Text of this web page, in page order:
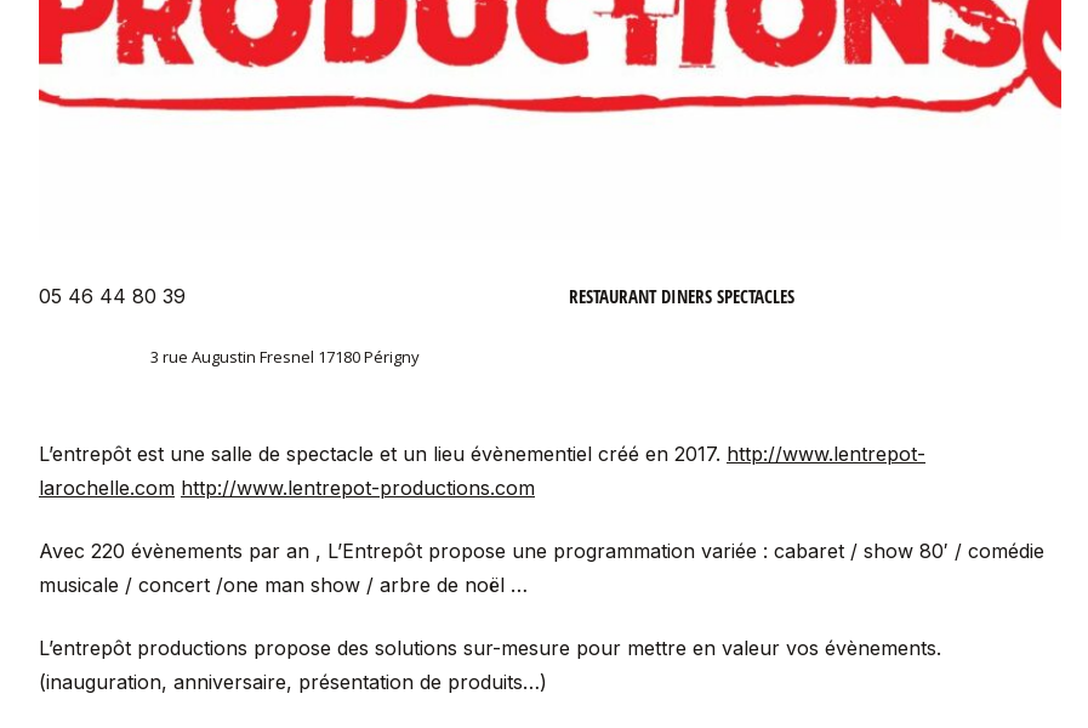
05 46 44 80 39 RESTAURANT DINERS SPECTACLES
3 rue Augustin Fresnel 17180 Périgny
L’entrepôt est une salle de spectacle et un lieu évènementiel créé en 2017. http://www.lentrepot-
larochelle.com http://www.lentrepot-productions.com
Avec 220 évènements par an , L’Entrepôt propose une programmation variée : cabaret / show 80′ / comédie
musicale / concert /one man show / arbre de noël …
L’entrepôt productions propose des solutions sur-mesure pour mettre en valeur vos évènements.
(inauguration, anniversaire, présentation de produits…)